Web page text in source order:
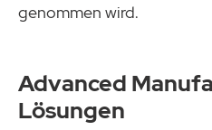
genommen wird.
Advanced
Lösungen